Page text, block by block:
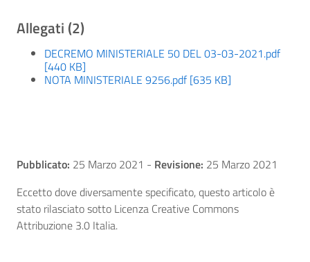
Allegati (2)
DECREMO MINISTERIALE 50 DEL 03-03-2021.pdf
[440 KB]
NOTA MINISTERIALE 9256.pdf [635 KB]
Pubblicato: 25 Marzo 2021 - Revisione: 25 Marzo 2021
Eccetto dove diversamente specificato, questo articolo è
stato rilasciato sotto Licenza Creative Commons
Attribuzione 3.0 Italia.